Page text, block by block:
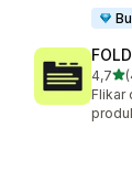
4,7av
440
Flikar